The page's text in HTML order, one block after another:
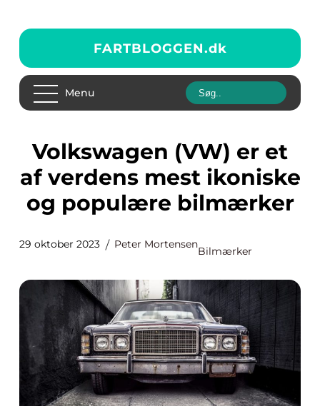
FARTBLOGGEN.dk
Menu
Volkswagen (VW) er et
af verdens mest ikoniske
og populære bilmærker
29 oktober 2023 Peter Mortensen
Bilmærker